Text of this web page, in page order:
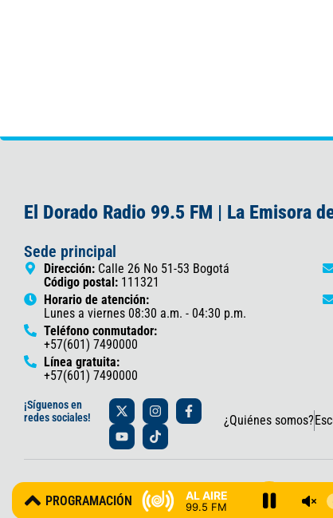
El Dorado Radio 99.5 FM | La Emisora
Sede principal
Dirección: Calle 26 No 51-53 Bogotá
Código postal: 111321
Horario de atención:
Lunes a viernes 08:30 a.m. - 04:30 p.m.
Teléfono conmutador:
+57(601) 7490000
Línea gratuita:
+57(601) 7490000
AL AIRE
99.5 FM
¡Síguenos en
redes sociales!
X
-
t
w
i
t
e
r
I
n
s
t
a
r
a
m
F
a
c
o
k
-
Y
o
u
t
u
e
T
i
k
t
o
¿Quiénes somos?
© 2025 Gobernación de Cundinamarca – Oficina de Prensa y
PROGRAMACIÓN